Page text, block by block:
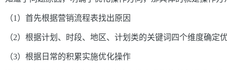
（1）首先根据营销流程表找出原因
（2）根据计划、时段、地区、计划类的关键词四个维度确定
（3）根据日常的积累实施优化操作